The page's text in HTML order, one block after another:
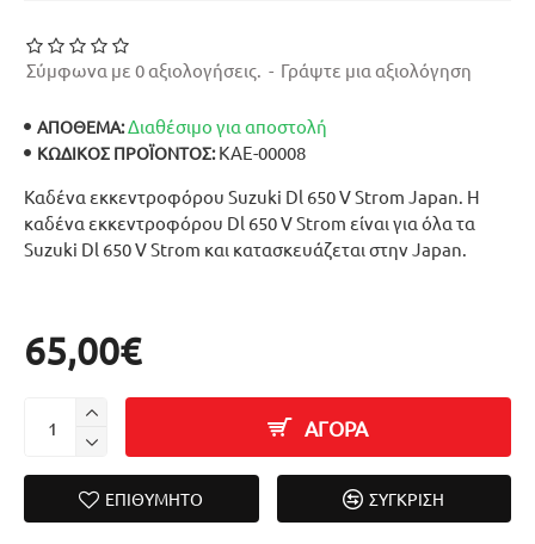
Καδένα εκκεντροφόρου Suzuki Dl 650 V Strom Japan. Η
καδένα εκκεντροφόρου Dl 650 V Strom είναι για όλα τα
Suzuki Dl 650 V Strom και κατασκευάζεται στην Japan.
ΑΠΟΘΕΜΑ:Διαθέσιμο για αποστολή
ΚΩΔΙΚΌΣ ΠΡΟΪΌΝΤΟΣ: ΚΑΕ-00008
Σύμφωνα με 0 αξιολογήσεις. - Γράψτε μια αξιολόγηση
65,00€
ΑΓΟΡΑ
ΕΠΙΘΥΜΗΤΌ ΣΎΓΚΡΙΣΗ